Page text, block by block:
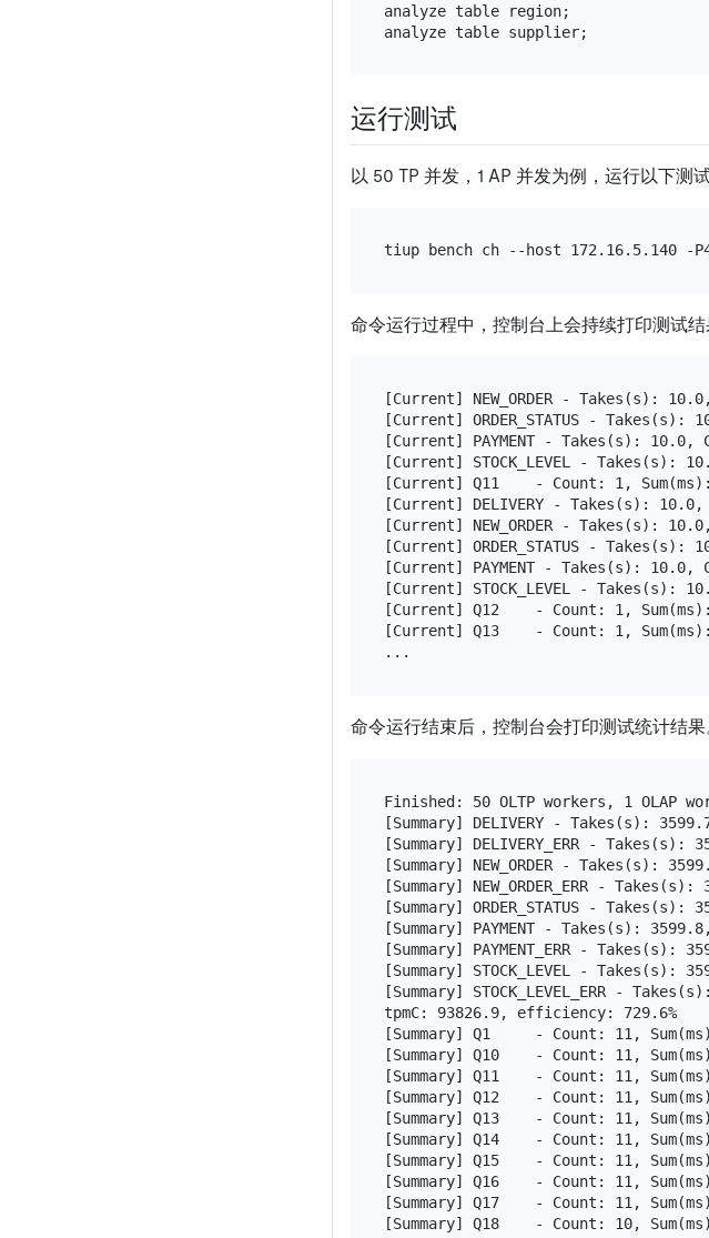
analyze table region;
运行测试
以 50 TP 并发，1 AP 并发为例，运行以下测
tiup bench ch --host 172.16.5.140 -
命令运行过程中，控制台上会持续打印测试结
[Current] NEW_ORDER - Takes(s):
[Current] ORDER_STATUS -
[Current] PAYMENT - Takes(s):
[Current] STOCK_LEVEL -
[Current] Q11    - Count: 1,
[Current] DELIVERY - Takes(s):
[Current] NEW_ORDER - Takes(s):
[Current] ORDER_STATUS -
[Current] PAYMENT - Takes(s):
[Current] STOCK_LEVEL -
[Current] Q12    - Count: 1,
[Current] Q13    - Count: 1,
命令运行结束后，控制台会打印测试统计结果
Finished: 50 OLTP workers, 1 OLAP
[Summary] DELIVERY - Takes(s):
[Summary] DELIVERY_ERR -
[Summary] NEW_ORDER -
[Summary] NEW_ORDER_ERR -
[Summary] ORDER_STATUS -
[Summary] PAYMENT - Takes(s):
[Summary] PAYMENT_ERR -
[Summary] STOCK_LEVEL -
[Summary] STOCK_LEVEL_ERR -
tpmC: 93826.9, efficiency: 729.6%
[Summary] Q1     - Count: 11,
[Summary] Q10    - Count: 11,
[Summary] Q11    - Count: 11,
[Summary] Q12    - Count: 11,
[Summary] Q13    - Count: 11,
[Summary] Q14    - Count: 11,
[Summary] Q15    - Count: 11,
[Summary] Q16    - Count: 11,
[Summary] Q17    - Count: 11,
[Summary] Q18    - Count: 10,